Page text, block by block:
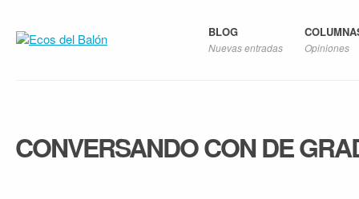
BLOG
Nuevas entradas Opiniones
CONVERSANDO CON DE